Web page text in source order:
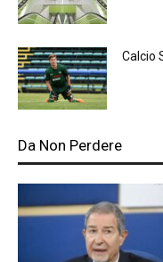
Calcio
Da Non Perdere